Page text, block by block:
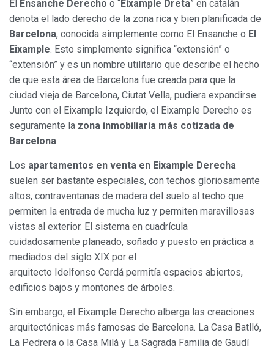
El Ensanche Derecho o “Eixample Dreta” en catalán
denota el lado derecho de la zona rica y bien planificada de
Barcelona, conocida simplemente como El Ensanche o El
Eixample. Esto simplemente significa “extensión” o
“extensión” y es un nombre utilitario que describe el hecho
de que esta área de Barcelona fue creada para que la
ciudad vieja de Barcelona, Ciutat Vella, pudiera expandirse.
Junto con el Eixample Izquierdo, el Eixample Derecho es
seguramente la zona inmobiliaria más cotizada de
Barcelona.
Los apartamentos en venta en Eixample Derecha
suelen ser bastante especiales, con techos gloriosamente
altos, contraventanas de madera del suelo al techo que
permiten la entrada de mucha luz y permiten maravillosas
vistas al exterior. El sistema en cuadrícula
cuidadosamente planeado, soñado y puesto en práctica a
mediados del siglo XIX por el
arquitecto Idelfonso Cerdá permitía espacios abiertos,
edificios bajos y montones de árboles.
Sin embargo, el Eixample Derecho alberga las creaciones
arquitectónicas más famosas de Barcelona. La Casa Batlló,
La Pedrera o la Casa Milá y La Sagrada Familia de Gaudí